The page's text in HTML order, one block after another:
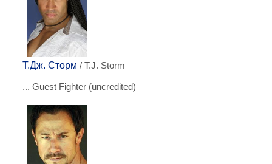
Т.Дж. Сторм / T.J. Storm
... Guest Fighter (uncredited)